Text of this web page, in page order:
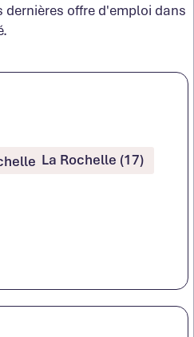
offre d'emploi dans
La Rochelle (17)